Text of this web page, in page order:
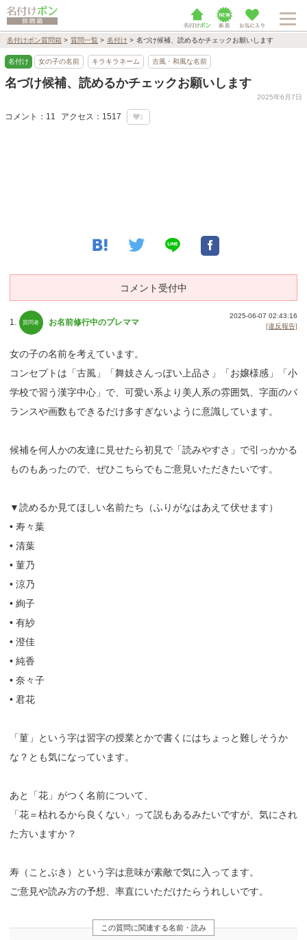
名付けポン質問箱 > 質問一覧 > 名付け > 名づけ候補、読めるかチェックお願いします
名付け 女の子の名前 キラキラネーム 古風・和風な名前
名づけ候補、読めるかチェックお願いします
2025年6月7日
コメント：11 アクセス：1517 1
コメント受付中
1. お名前修行中のプレママ
2025-06-07 02:43:16
[違反報告]
女の子の名前を考えています。
コンセプトは「古風」「舞妓さんっぽい上品さ」「お嬢様感」「小
学校で習う漢字中心」で、可愛い系より美人系の雰囲気、字面のバ
ランスや画数もできるだけ多すぎないように意識しています。
候補を何人かの友達に見せたら初見で「読みやすさ」で引っかかる
ものもあったので、ぜひこちらでもご意見いただきたいです。
▼読めるか見てほしい名前たち（ふりがなはあえて伏せます）
• 寿々葉
• 清葉
• 菫乃
• 涼乃
• 絢子
• 有紗
• 澄佳
• 純香
• 奈々子
• 君花
「菫」という字は習字の授業とかで書くにはちょっと難しそうか
な？とも気になっています。
あと「花」がつく名前について、
「花＝枯れるから良くない」って説もあるみたいですが、気にされ
た方いますか？
寿（ことぶき）という字は意味が素敵で気に入ってます。
ご意見や読み方の予想、率直にいただけたらうれしいです。
この質問に関連する名前・読み